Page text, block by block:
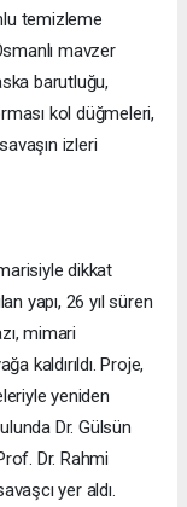
temizleme
mavzer
barutluğu,
kol düğmeleri,
izleri
dikkat
yapı, 26 yıl süren
mimari
kaldırıldı. Proje,
yeniden
Dr. Gülsün
Dr. Rahmi
yer aldı.